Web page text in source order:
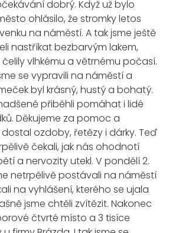
dobrý. Když už bylo
ohlásilo, že stromky letos
na náměstí. A tak jsme ještě
nastříkat bezbarvým lakem,
vlhkému a větrnému počasí.
se vypravili na náměstí a
byl krásný, hustý a bohatý.
přiběhli pomáhat i lidé
Děkujeme za pomoc a
ozdoby, řetězy i dárky. Teď
čekali, jak nás ohodnotí
a nervozity utekl. V pondělí 2.
netrpělivě postávali na náměstí
na vyhlášení, kterého se ujala
jsme chtěli zvítězit. Nakonec
čtvrté místo a 3 tisíce